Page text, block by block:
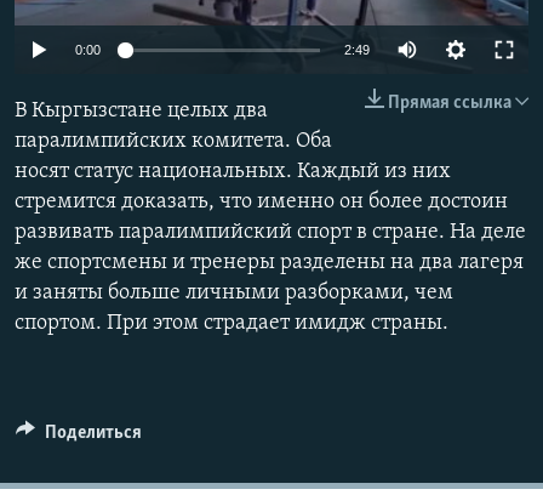
0:00 2:49
Прямая ссылка
В Кыргызстане целых два
паралимпийских комитета. Оба
носят статус национальных. Каждый из них
стремится доказать, что именно он более достоин
развивать паралимпийский спорт в стране. На деле
же спортсмены и тренеры разделены на два лагеря
и заняты больше личными разборками, чем
спортом. При этом страдает имидж страны.
Поделиться